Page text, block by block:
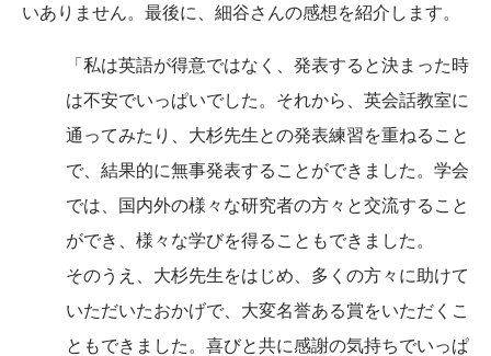
いありません。最後に、細谷さんの感想を紹介します。
「私は英語が得意ではなく、発表すると決まった時
は不安でいっぱいでした。それから、英会話教室に
通ってみたり、大杉先生との発表練習を重ねること
で、結果的に無事発表することができました。学会
では、国内外の様々な研究者の方々と交流すること
ができ、様々な学びを得ることもできました。
そのうえ、大杉先生をはじめ、多くの方々に助けて
いただいたおかげで、大変名誉ある賞をいただくこ
ともできました。喜びと共に感謝の気持ちでいっぱ